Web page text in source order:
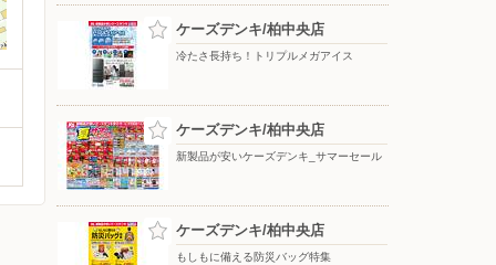
ケーズデンキ/柏中央店
冷たさ長持ち！トリプルメガアイス
ケーズデンキ/柏中央店
新製品が安いケーズデンキ_サマーセール
ケーズデンキ/柏中央店
もしもに備える防災バッグ特集